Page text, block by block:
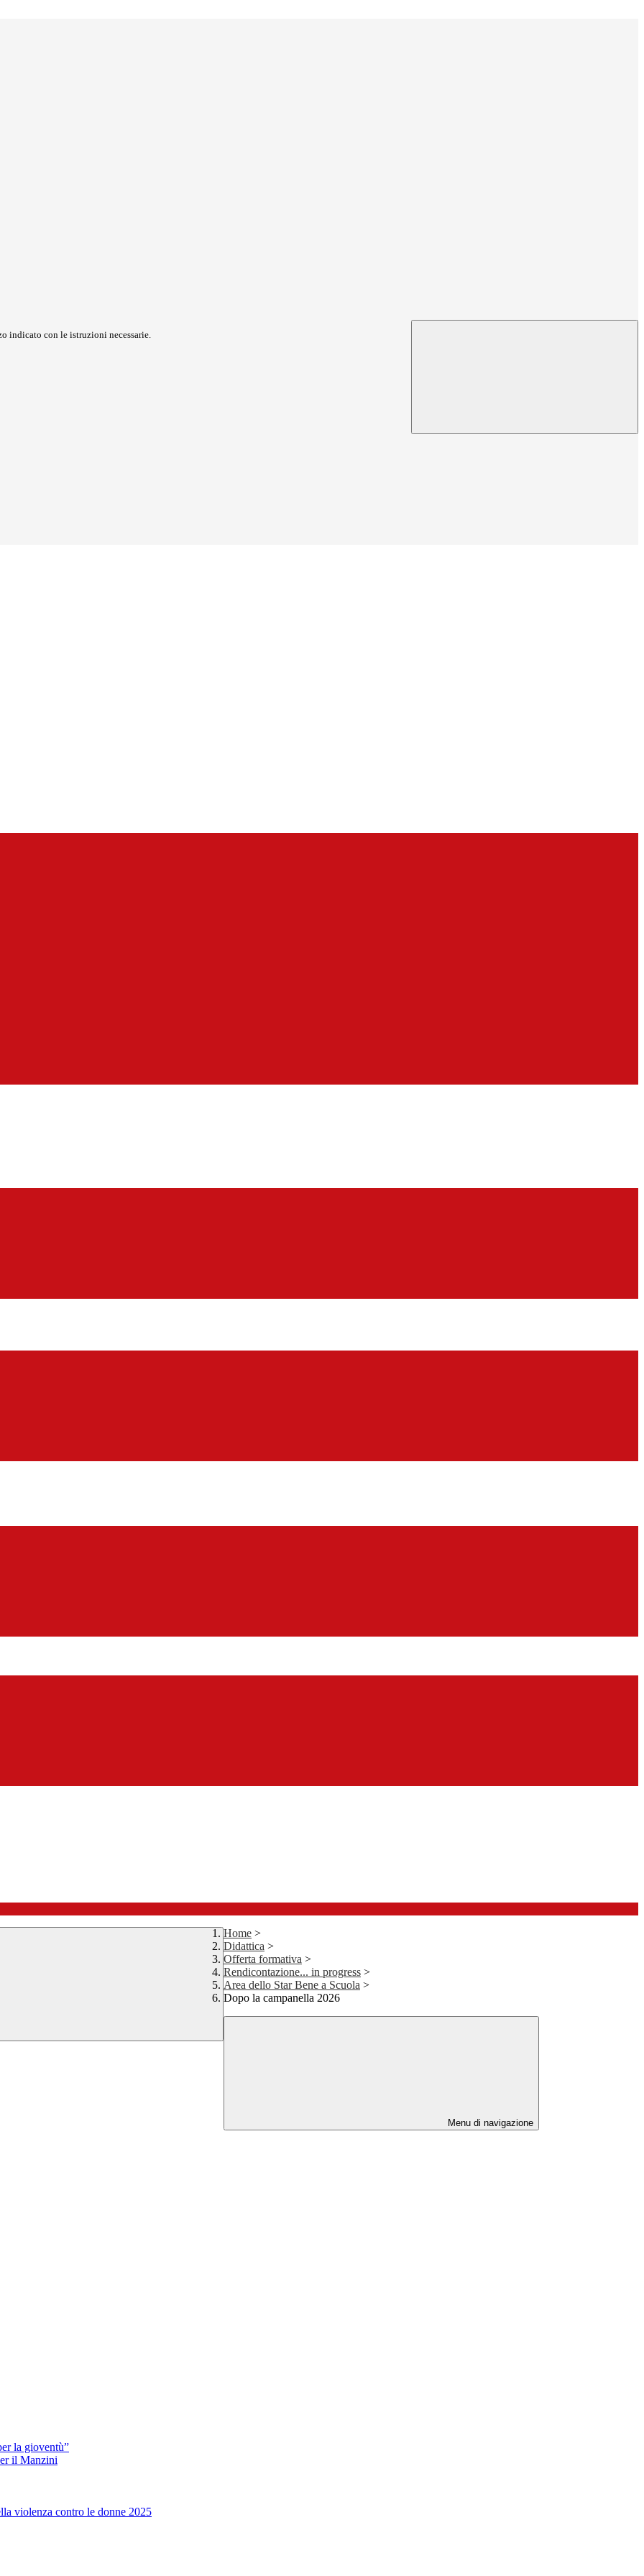
indicato con le istruzioni necessarie.
Home >
Didattica >
Offerta formativa >
Rendicontazione... in progress >
Area dello Star Bene a Scuola >
Dopo la campanella 2026
Menu di navigazione
la gioventù”
il Manzini
violenza contro le donne 2025